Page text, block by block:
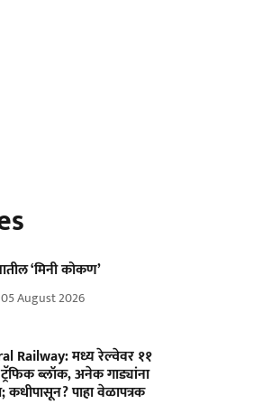
‘मिनी कोकण’
05 August 2026
Railway: मध्य रेल्वेवर ११
ब्लॉक, अनेक गाड्यांना
पाहा वेळापत्रक